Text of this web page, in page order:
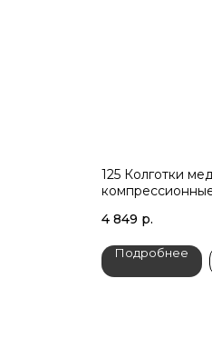
125 Колготки
4 849 р.
Подробнее